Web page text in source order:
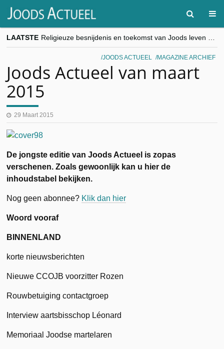
LAATSTE
“Besnijdenisdebat toont hoe moeilijk seculiere Westen minderheden begrijpt”, Jinnih Beels (Vooruit)
CITYTRIP | ROEMENIË – Boekarest: de verrassing van Oost-Europa
JOODS ACTUEEL MAGAZINE ARCHIEF
Joods Actueel van maart
2015
29 Maart 2015
De jongste editie van Joods Actueel is zopas
verschenen. Zoals gewoonlijk kan u hier de
inhoudstabel bekijken.
Nog geen abonnee? Klik dan hier
Woord vooraf
BINNENLAND
korte nieuwsberichten
Nieuwe CCOJB voorzitter Rozen
Rouwbetuiging contactgroep
Interview aartsbisschop Léonard
Memoriaal Joodse martelaren